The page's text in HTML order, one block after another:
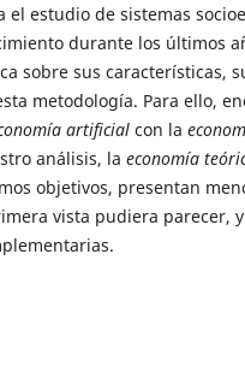
el estudio de sistemas
durante los últimos
sobre sus características,
metodología. Para ello,
artificial con la
análisis, la economía
objetivos, presentan
vista pudiera parecer,